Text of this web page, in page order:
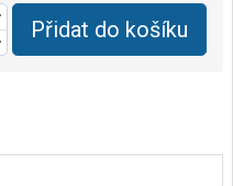
Přidat do košíku